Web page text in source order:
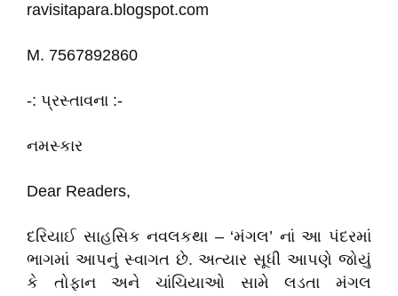
ravisitapara.blogspot.com
M. 7567892860
-: પ્રસ્તાવના :-
નમસ્કાર
Dear Readers,
દરિયાઈ સાહસિક નવલકથા – ‘મંગલ’ નાં આ પંદરમાં
ભાગમાં આપનું સ્વાગત છે. અત્યાર સૂધી આપણે જોયું
કે તોફાન અને ચાંચિયાઓ સામે લડતા મંગલ